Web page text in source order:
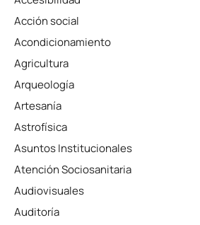
Acción social
Acondicionamiento
Agricultura
Arqueología
Artesanía
Astrofísica
Asuntos Institucionales
Atención Sociosanitaria
Audiovisuales
Auditoría